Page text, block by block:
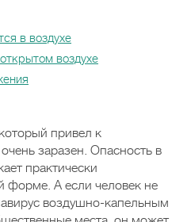
в воздухе
воздухе
привел к
заразен. Опасность в
практически
форме. А если человек не
воздушно-капельным